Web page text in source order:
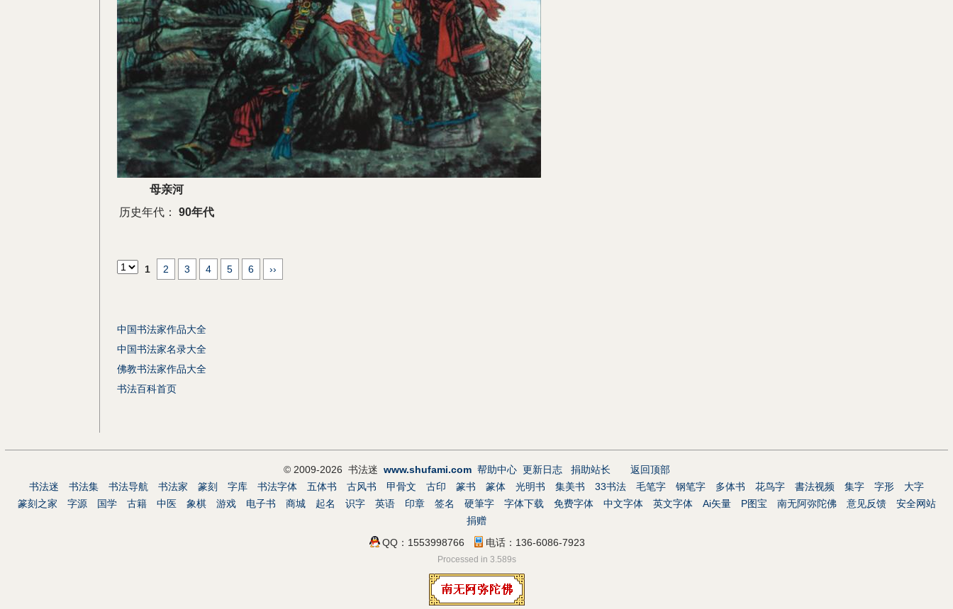
母亲河
历史年代：
90年代
1 2 3 4 5 6 ››
中国书法家作品大全
中国书法家名录大全
佛教书法家作品大全
书法百科首页
© 2009-2026 书法迷 www.shufami.com 帮助中心 更新日志 捐助站长
返回顶部
书法迷
书法集 书法导航 书法家 篆刻 字库 书法字体 五体书 古风书 甲骨文 古印 篆书 篆体 光明书 集美书 33书法 毛笔字 钢笔字 多体书 花鸟字 書法视频 集字 字形
大字
篆刻之家
字源 国学 古籍 中医 象棋 游戏 电子书 商城 起名 识字 英语 印章 签名 硬筆字 字体下载 免费字体 中文字体 英文字体 Ai矢量 P图宝 南无阿弥陀佛 意见反馈
安全网站
捐赠
QQ：1553998766
电话：136-6086-7923
Processed in 3.589s